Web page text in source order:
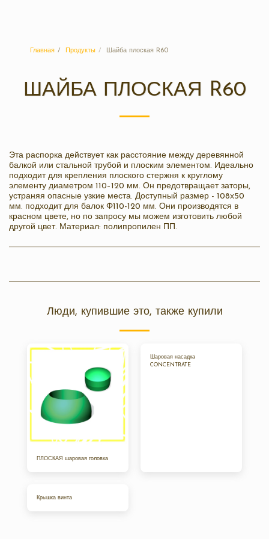
Главная Продукты Шайба плоская R60
ШАЙБА ПЛОСКАЯ R60
Эта распорка действует как расстояние между деревянной
балкой или стальной трубой и плоским элементом. Идеально
подходит для крепления плоского стержня к круглому
элементу диаметром 110–120 мм. Он предотвращает заторы,
устраняя опасные узкие места. Доступный размер - 108х50
мм. подходит для балок Φ110-120 мм. Они производятся в
красном цвете, но по запросу мы можем изготовить любой
другой цвет. Материал: полипропилен ПП.
Люди, купившие это, также купили
ПЛОСКАЯ шаровая головка
Шаровая насадка
CONCENTRATE
Крышка винта